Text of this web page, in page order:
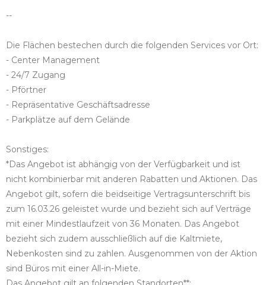
--
Die Flächen bestechen durch die folgenden Services vor Ort:
- Center Management
- 24/7 Zugang
- Pförtner
- Repräsentative Geschäftsadresse
- Parkplätze auf dem Gelände
Sonstiges:
*Das Angebot ist abhängig von der Verfügbarkeit und ist
nicht kombinierbar mit anderen Rabatten und Aktionen. Das
Angebot gilt, sofern die beidseitige Vertragsunterschrift bis
zum 16.03.26 geleistet wurde und bezieht sich auf Verträge
mit einer Mindestlaufzeit von 36 Monaten. Das Angebot
bezieht sich zudem ausschließlich auf die Kaltmiete,
Nebenkosten sind zu zahlen. Ausgenommen von der Aktion
sind Büros mit einer All-in-Miete.